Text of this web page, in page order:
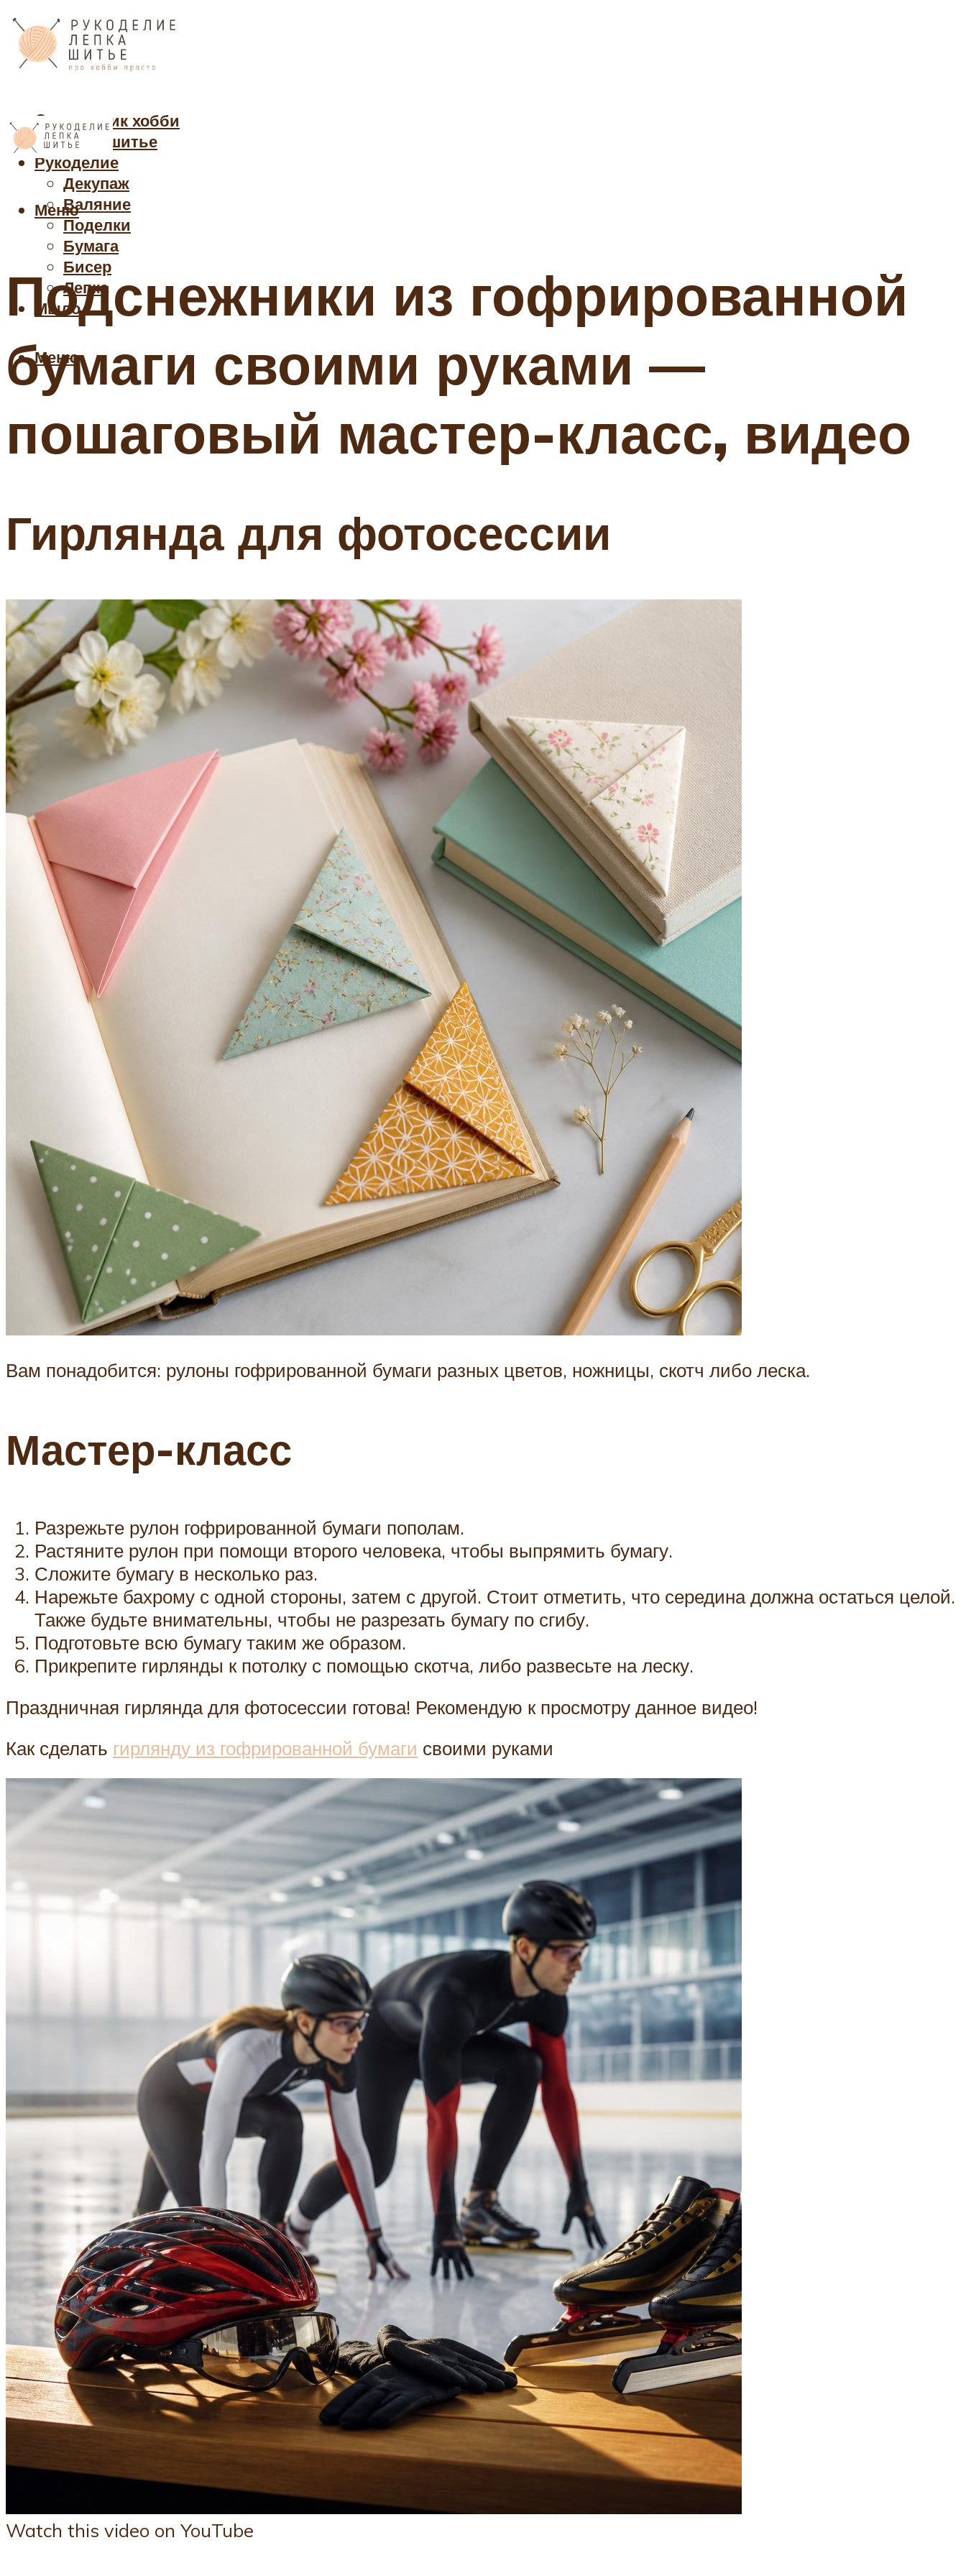
Cправочник хобби
Кройка и шитье
Рукоделие
Декупаж
Валяние
Поделки
Бумага
Бисер
Лепка
Мыло
Меню
Меню
Подснежники из гофрированной
бумаги своими руками —
пошаговый мастер-класс, видео
Гирлянда для фотосессии
Вам понадобится: рулоны гофрированной бумаги разных цветов, ножницы, скотч либо леска.
Мастер-класс
Разрежьте рулон гофрированной бумаги пополам.
Растяните рулон при помощи второго человека, чтобы выпрямить бумагу.
Сложите бумагу в несколько раз.
Нарежьте бахрому с одной стороны, затем с другой. Стоит отметить, что середина должна остаться целой.
Также будьте внимательны, чтобы не разрезать бумагу по сгибу.
Подготовьте всю бумагу таким же образом.
Прикрепите гирлянды к потолку с помощью скотча, либо развесьте на леску.
Праздничная гирлянда для фотосессии готова! Рекомендую к просмотру данное видео!
Как сделать гирлянду из гофрированной бумаги своими руками
Watch this video on YouTube